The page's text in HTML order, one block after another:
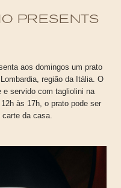
PRESENTS
aos domingos um prato
região da Itália. O
e servido com tagliolini na
às 17h, o prato pode ser
da casa.